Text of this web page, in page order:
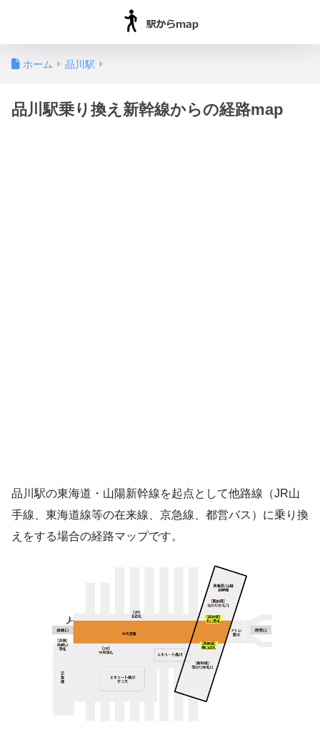
ホーム 品川駅
品川駅乗り換え新幹線からの経路map
品川駅の東海道・山陽新幹線を起点として他路線（JR山
手線、東海道線等の在来線、京急線、都営バス）に乗り換
えをする場合の経路マップです。